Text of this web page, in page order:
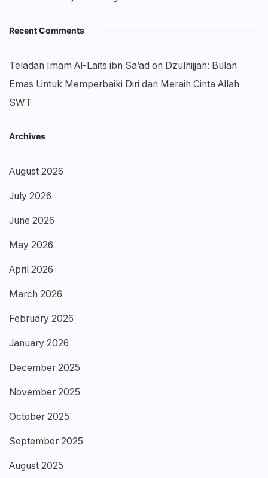
Recent Comments
Teladan Imam Al-Laits ibn Sa’ad on Dzulhijjah: Bulan
Emas Untuk Memperbaiki Diri dan Meraih Cinta Allah
SWT
Archives
August 2026
July 2026
June 2026
May 2026
April 2026
March 2026
February 2026
January 2026
December 2025
November 2025
October 2025
September 2025
August 2025